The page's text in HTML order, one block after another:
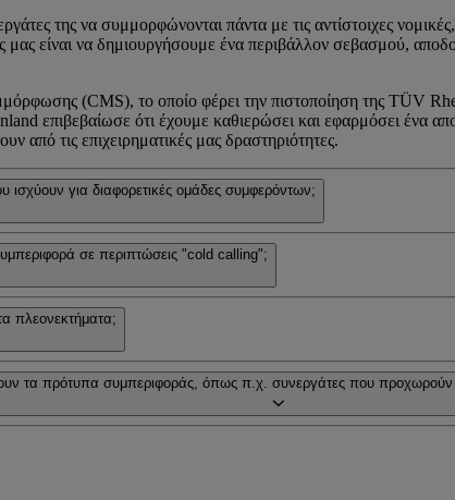
της να συμμορφώνονται πάντα με τις αντίστοιχες
μας είναι να δημιουργήσουμε ένα περιβάλλον σεβασμού,
(CMS), το οποίο φέρει την πιστοποίηση της TÜV
επιβεβαίωσε ότι έχουμε καθιερώσει και εφαρμόσει ένα
από τις επιχειρηματικές μας δραστηριότητες.
ισχύουν για διαφορετικές ομάδες συμφερόντων;
σε περιπτώσεις "cold calling";
πλεονεκτήματα;
τα πρότυπα συμπεριφοράς, όπως π.χ. συνεργάτες που προχωρούν